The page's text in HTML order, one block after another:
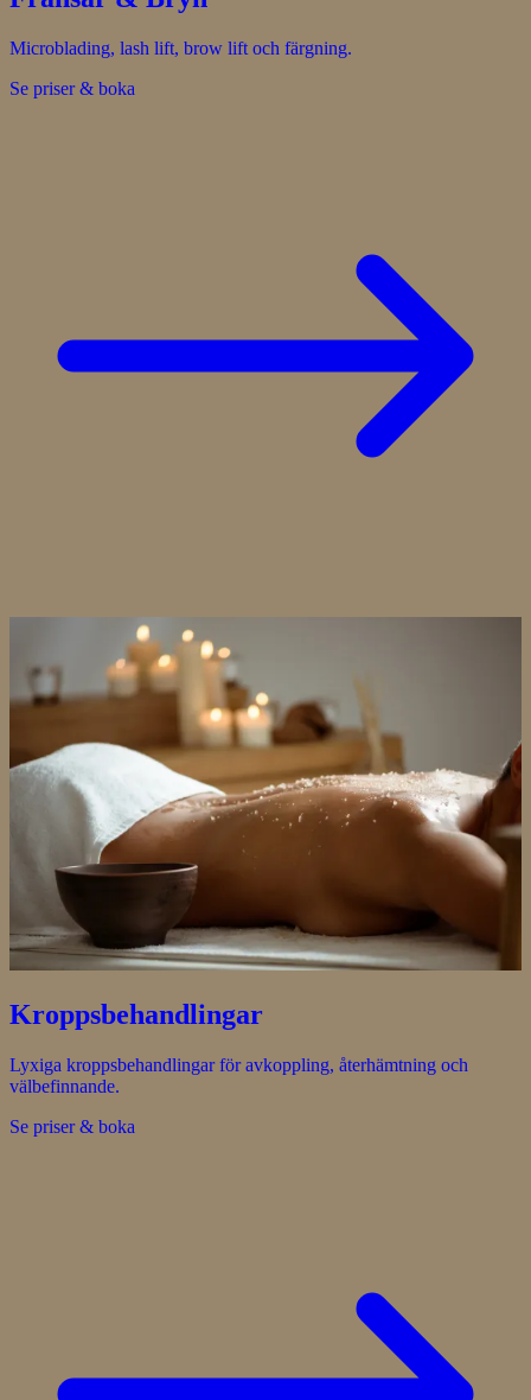
Microblading, lash lift, brow lift och färgning.
Se priser & boka
Kroppsbehandlingar
Lyxiga kroppsbehandlingar för avkoppling, återhämtning och
välbefinnande.
Se priser & boka